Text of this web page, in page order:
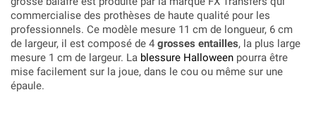
commercialise des prothèses de haute qualité pour les
professionnels. Ce modèle mesure 11 cm de longueur, 6 cm
de largeur, il est composé de 4 grosses entailles, la plus large
mesure 1 cm de largeur. La blessure Halloween pourra être
mise facilement sur la joue, dans le cou ou même sur une
épaule.